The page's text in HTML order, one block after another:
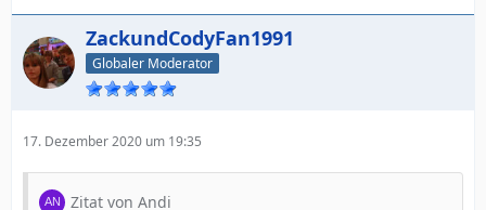
ZackundCodyFan1991
Globaler Moderator
17. Dezember 2020 um 19:35
Zitat von Andi